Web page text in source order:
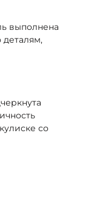
выполнена
со